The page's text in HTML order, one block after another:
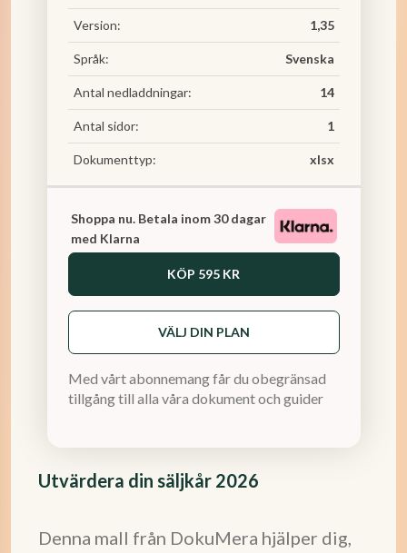
Utvärdera din säljkår 2026
Denna mall från DokuMera hjälper dig,
Version: 1,35
Språk: Svenska
Antal nedladdningar: 14
Antal sidor: 1
Dokumenttyp: xlsx
Shoppa nu. Betala inom 30 dagar
med Klarna
KÖP 595 KR
VÄLJ DIN PLAN
Med vårt abonnemang får du obegränsad
tillgång till alla våra dokument och guider